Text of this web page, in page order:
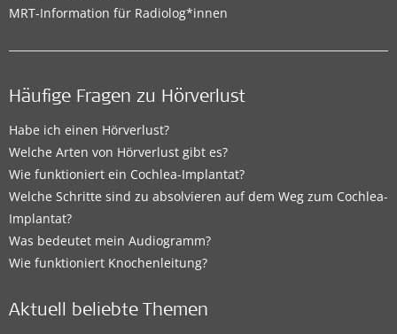
MRT-Information für Radiolog*innen
Häufige Fragen zu Hörverlust
Habe ich einen Hörverlust?
Welche Arten von Hörverlust gibt es?
Wie funktioniert ein Cochlea-Implantat?
Welche Schritte sind zu absolvieren auf dem Weg zum Cochlea-
Implantat?
Was bedeutet mein Audiogramm?
Wie funktioniert Knochenleitung?
Aktuell beliebte Themen